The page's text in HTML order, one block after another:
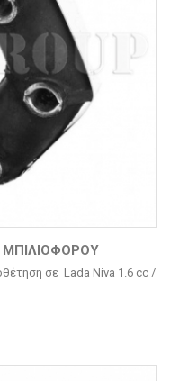
σε Lada Niva 1.6 cc /